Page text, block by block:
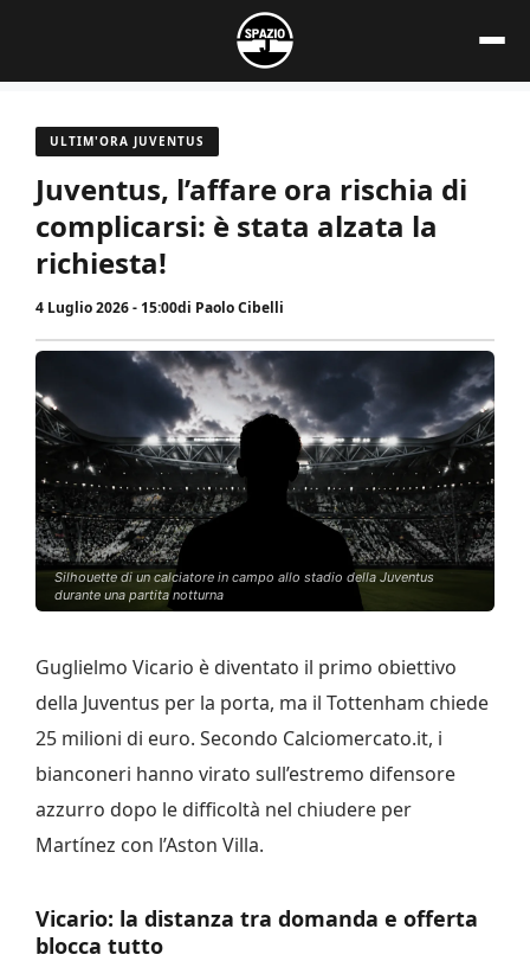
contenuto
ULTIM'ORA JUVENTUS
Juventus, l’affare ora rischia di
complicarsi: è stata alzata la
richiesta!
4 Luglio 2026 - 15:00di Paolo Cibelli
Silhouette di un calciatore in campo allo stadio della Juventus
durante una partita notturna
Guglielmo Vicario è diventato il primo obiettivo
della Juventus per la porta, ma il Tottenham chiede
25 milioni di euro. Secondo Calciomercato.it, i
bianconeri hanno virato sull’estremo difensore
azzurro dopo le difficoltà nel chiudere per
Martínez con l’Aston Villa.
Vicario: la distanza tra domanda e offerta
blocca tutto